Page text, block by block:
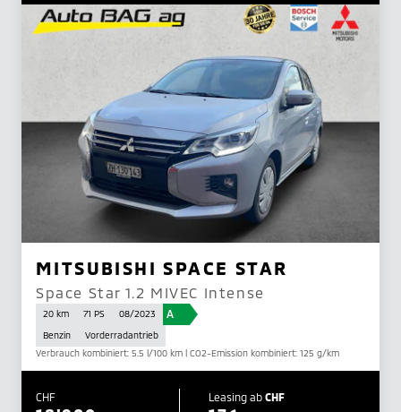
MITSUBISHI SPACE STAR
Space Star 1.2 MIVEC Intense
20 km 71 PS 08/2023 A
Benzin
Vorderradantrieb
Verbrauch kombiniert: 5.5 l/100 km | CO2-Emission kombiniert: 125 g/km
CHF Leasing abCHF